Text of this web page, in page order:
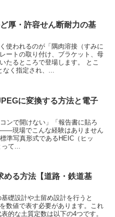
厚・許容せん断耐力の基
使われるのが「隅肉溶接（すみに
ートの取り付け、ブラケット、母
たるところで登場します。 とこ
なく指定され、...
に変換する方法と電子
ンで開けない」「報告書に貼ろ
現場でこんな経験はありません
準写真形式であるHEIC（ヒッ
て...
める方法【道路・鉄道基
礎設計や土留め設計を行うと
数値で表す必要があります。これ
的な土質定数は以下の4つです。